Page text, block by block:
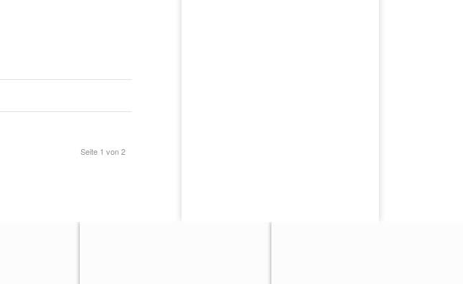
Seite 1 von 2